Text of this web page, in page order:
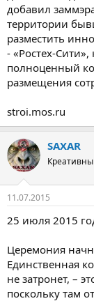
добавил
территории
разместить
- «Ростех-
полноценный
размещения
stroi.mos.ru
SAXAR
11.07.2015
25 июля 2015
Церемония
Единственная
не затронет, –
поскольку там